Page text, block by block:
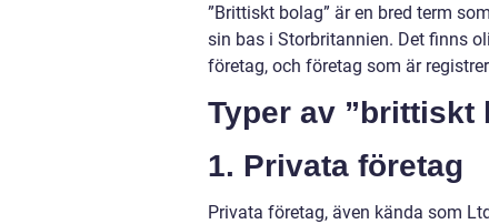
”Brittiskt bolag” är en bred term
sin bas i Storbritannien. Det finns
företag, och företag som är
Typer av ”brittiskt
1. Privata företag
Privata företag, även kända som